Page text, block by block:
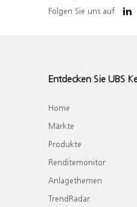
Folgen Sie uns auf
Entdecken Sie UBS
Home
Märkte
Produkte
Renditemonitor
Anlagethemen
TrendRadar